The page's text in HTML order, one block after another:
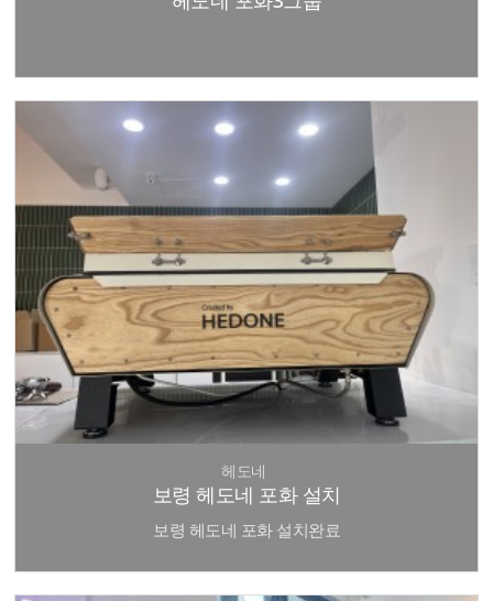
헤도네
보령 헤도네 포화 설치
보령 헤도네 포화 설치완료